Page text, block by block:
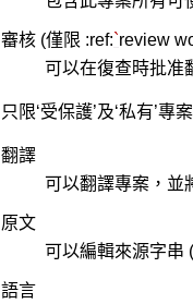
審核 (僅限 :ref:`review
可以在復查時批准
只限‘受保護’及‘私有’專案
翻譯
可以翻譯專案，並
原文
可以編輯來源字串
語言